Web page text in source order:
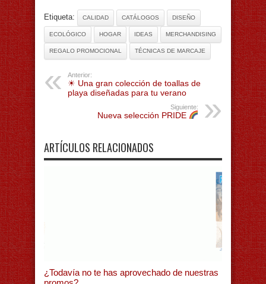
Etiqueta: CALIDAD CATÁLOGOS DISEÑO
ECOLÓGICO HOGAR IDEAS MERCHANDISING
REGALO PROMOCIONAL TÉCNICAS DE MARCAJE
Anterior:
☀ Una gran colección de toallas de
playa diseñadas para tu verano
Siguiente:
Nueva selección PRIDE
ARTÍCULOS RELACIONADOS
¿Todavía no te has aprovechado de nuestras